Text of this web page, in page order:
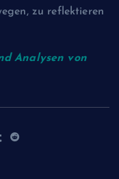
zu reflektieren
Analysen von